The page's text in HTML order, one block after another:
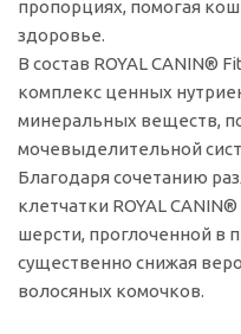
пропорциях, помогая
здоровье.
В состав ROYAL CANIN®
комплекс ценных
минеральных веществ,
мочевыделительной
Благодаря сочетанию
клетчатки ROYAL
шерсти, проглоченной в
существенно снижая
волосяных комочков.